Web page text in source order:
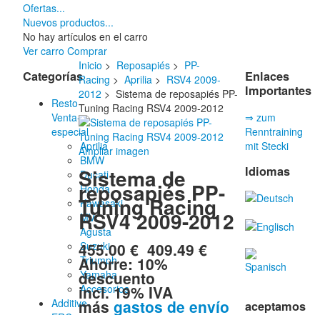
Ofertas...
Nuevos productos...
No hay artículos en el carro
Ver carro Comprar
Categorías
Resto
Venta-
especial
Aprilia
BMW
Ducati
Honda
Kawasaki
MV
Agusta
Suzuki
Triumph
Yamaha
Accesorios
Additive-
Inicio > Reposapiés> PP-
Racing > Aprilia> RSV4 2009-
2012 > Sistema de reposapiés PP-
Tuning Racing RSV4 2009-2012
Ampliar imagen
Sistema de
reposapiés PP-
Tuning Racing
RSV4 2009-2012
455.00 € 409.49 €
Ahorre: 10%
descuento
incl. 19% IVA
más gastos de envío
Enlaces
Importantes
⇒ zum
Renntraining
mit Stecki
Idiomas
aceptamos